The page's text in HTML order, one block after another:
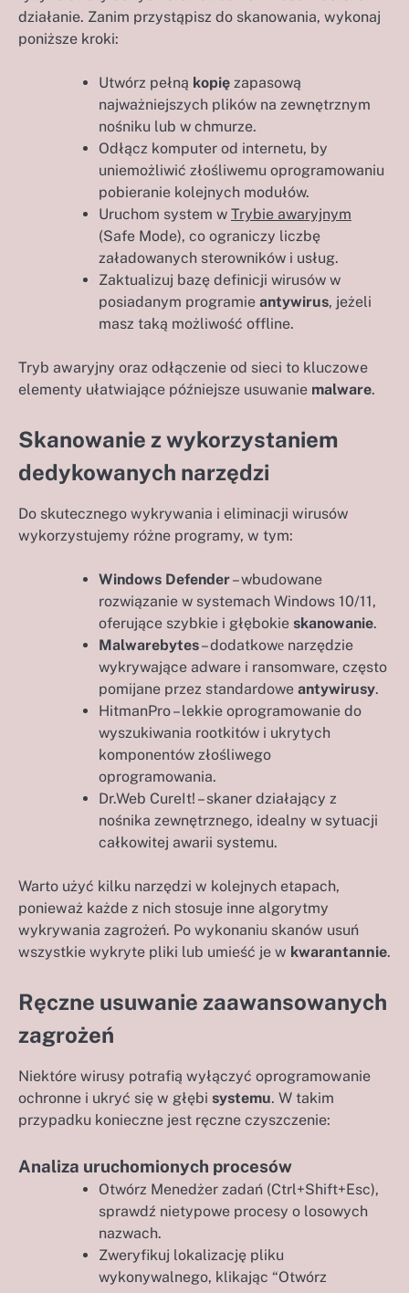
działanie. Zanim przystąpisz do skanowania, wykonaj
poniższe kroki:
Utwórz pełną kopię zapasową
najważniejszych plików na zewnętrznym
nośniku lub w chmurze.
Odłącz komputer od internetu, by
uniemożliwić złośliwemu oprogramowaniu
pobieranie kolejnych modułów.
Uruchom system w Trybie awaryjnym
(Safe Mode), co ograniczy liczbę
załadowanych sterowników i usług.
Zaktualizuj bazę definicji wirusów w
posiadanym programie antywirus, jeżeli
masz taką możliwość offline.
Tryb awaryjny oraz odłączenie od sieci to kluczowe
elementy ułatwiające późniejsze usuwanie malware.
Skanowanie z wykorzystaniem
dedykowanych narzędzi
Do skutecznego wykrywania i eliminacji wirusów
wykorzystujemy różne programy, w tym:
Windows Defender– wbudowane
rozwiązanie w systemach Windows 10/11,
oferujące szybkie i głębokie skanowanie.
Malwarebytes– dodatkowе narzędzie
wykrywające adware i ransomware, często
pomijane przez standardowe antywirusy.
HitmanPro – lekkie oprogramowanie do
wyszukiwania rootkitów i ukrytych
komponentów złośliwego
oprogramowania.
Dr.Web CureIt! – skaner działający z
nośnika zewnętrznego, idealny w sytuacji
całkowitej awarii systemu.
Warto użyć kilku narzędzi w kolejnych etapach,
ponieważ każde z nich stosuje inne algorytmy
wykrywania zagrożeń. Po wykonaniu skanów usuń
wszystkie wykryte pliki lub umieść je w kwarantannie.
Ręczne usuwanie zaawansowanych
zagrożeń
Niektóre wirusy potrafią wyłączyć oprogramowanie
ochronne i ukryć się w głębi systemu. W takim
przypadku konieczne jest ręczne czyszczenie:
Analiza uruchomionych procesów
Otwórz Menedżer zadań (Ctrl+Shift+Esc),
sprawdź nietypowe procesy o losowych
nazwach.
Zweryfikuj lokalizację pliku
wykonywalnego, klikając “Otwórz